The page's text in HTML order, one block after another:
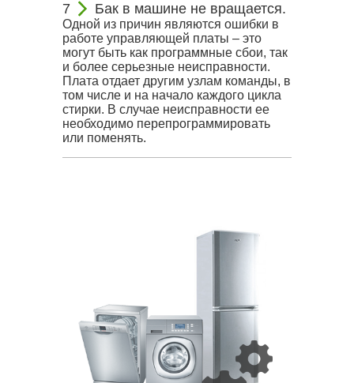
Бак в машине не вращается.
Одной из причин являются ошибки в
работе управляющей платы – это
могут быть как программные сбои, так
и более серьезные неисправности.
Плата отдает другим узлам команды, в
том числе и на начало каждого цикла
стирки. В случае неисправности ее
необходимо перепрограммировать
или поменять.